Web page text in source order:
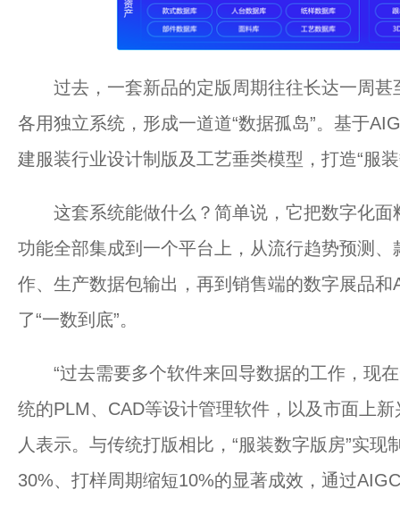
过去，一套新品的定版周期往往长达一周甚
各用独立系统，形成一道道“数据孤岛”。基于
建服装行业设计制版及工艺垂类模型，打造“服
这套系统能做什么？简单说，它把数字化面
功能全部集成到一个平台上，从流行趋势预测
作、生产数据包输出，再到销售端的数字展品
了“一数到底”。
“过去需要多个软件来回导数据的工作，现在
统的PLM、CAD等设计管理软件，以及市面上
人表示。与传统打版相比，“服装数字版房”实
30%、打样周期缩短10%的显著成效，通过